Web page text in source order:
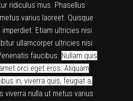
ridiculus mus. Phasellus
varius laoreet. Quisque
imperdiet. Etiam ultricies nisi
ullamcorper ultricies nisi.
faucibus. Nullam quis
orci eget eros. Aliquam
in, viverra quis, feugiat a,
viverra nulla ut metus varius